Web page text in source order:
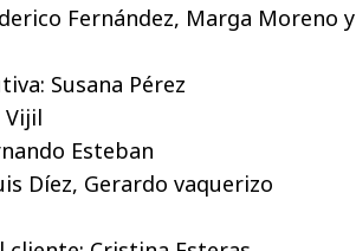
Fernández, Marga Moreno y
Susana Pérez
Vijil
Esteban
Díez, Gerardo vaquerizo